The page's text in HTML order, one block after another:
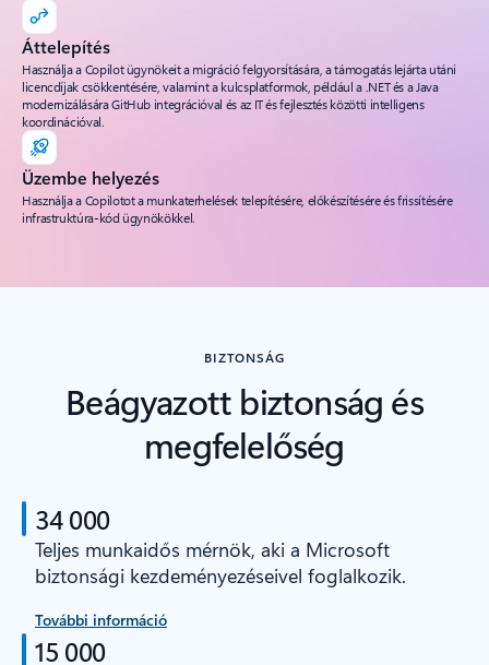
Áttelepítés
Használja a Copilot ügynökeit a migráció felgyorsítására, a támogatás lejárta utáni
licencdíjak csökkentésére, valamint a kulcsplatformok, például a .NET és a Java
modernizálására GitHub integrációval és az IT és fejlesztés közötti intelligens
koordinációval.
Üzembe helyezés
Használja a Copilotot a munkaterhelések telepítésére, előkészítésére és frissítésére
infrastruktúra-kód ügynökökkel.
BIZTONSÁG
Beágyazott biztonság és
megfelelőség
34 000
Teljes munkaidős mérnök, aki a Microsoft
biztonsági kezdeményezéseivel foglalkozik.
További információ
15 000